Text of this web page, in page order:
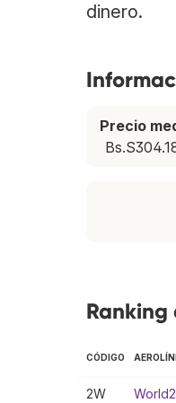
dinero.
Precio
CÓDIGO
2W